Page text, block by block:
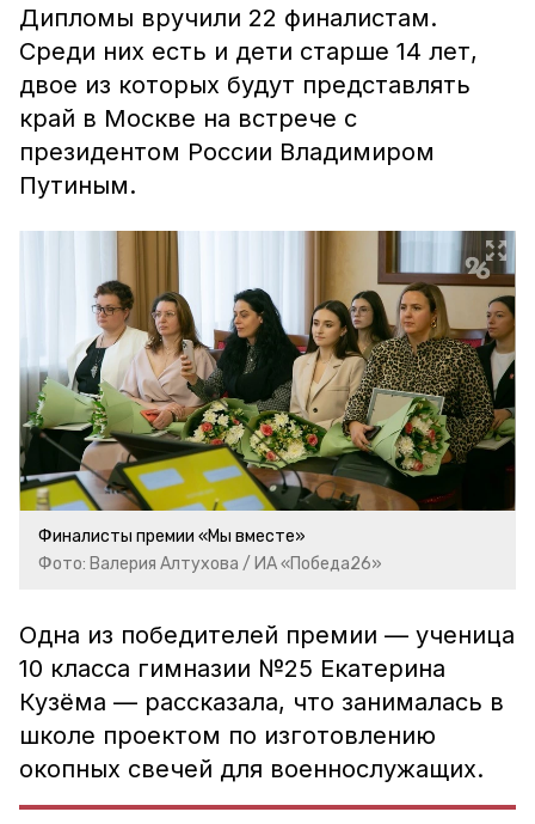
Дипломы вручили 22 финалистам.
Среди них есть и дети старше 14 лет,
двое из которых будут представлять
край в Москве на встрече с
президентом России Владимиром
Путиным.
Финалисты премии «Мы вместе»
Фото: Валерия Алтухова / ИА «Победа26»
Одна из победителей премии — ученица
10 класса гимназии №25 Екатерина
Кузёма — рассказала, что занималась в
школе проектом по изготовлению
окопных свечей для военнослужащих.